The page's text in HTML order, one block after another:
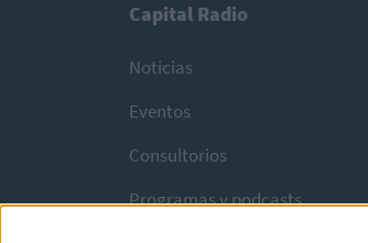
Capital Radio
Noticias
Eventos
Consultorios
Programas y podcasts